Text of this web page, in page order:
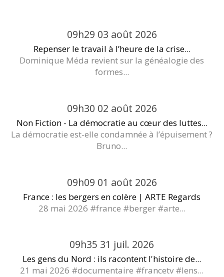
09h29 03 août 2026
Repenser le travail à l’heure de la crise...
Dominique Méda revient sur la généalogie des
formes...
09h30 02 août 2026
Non Fiction - La démocratie au cœur des luttes...
La démocratie est-elle condamnée à l’épuisement ?
Bruno...
09h09 01 août 2026
France : les bergers en colère | ARTE Regards
28 mai 2026 #france #berger #arte...
09h35 31 juil. 2026
Les gens du Nord : ils racontent l'histoire de...
21 mai 2026 #documentaire #francetv #lens...